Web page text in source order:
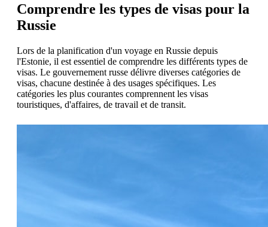
Comprendre les types de visas pour la
Russie
Lors de la planification d'un voyage en Russie depuis
l'Estonie, il est essentiel de comprendre les différents types de
visas. Le gouvernement russe délivre diverses catégories de
visas, chacune destinée à des usages spécifiques. Les
catégories les plus courantes comprennent les visas
touristiques, d'affaires, de travail et de transit.